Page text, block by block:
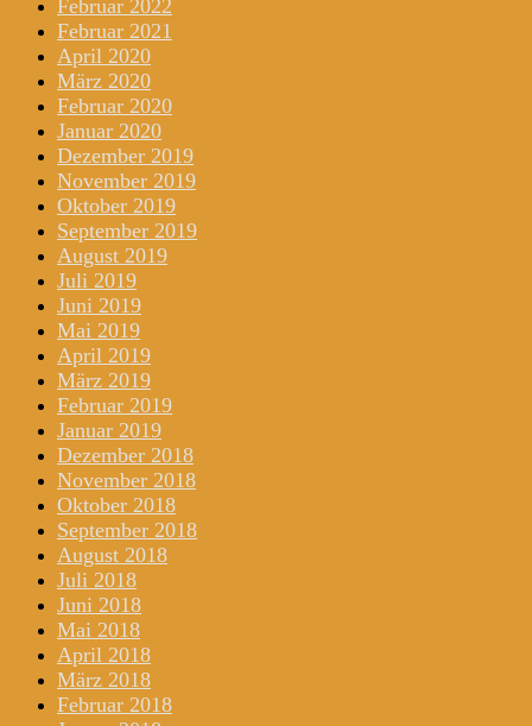
Februar 2022
Februar 2021
April 2020
März 2020
Februar 2020
Januar 2020
Dezember 2019
November 2019
Oktober 2019
September 2019
August 2019
Juli 2019
Juni 2019
Mai 2019
April 2019
März 2019
Februar 2019
Januar 2019
Dezember 2018
November 2018
Oktober 2018
September 2018
August 2018
Juli 2018
Juni 2018
Mai 2018
April 2018
März 2018
Februar 2018